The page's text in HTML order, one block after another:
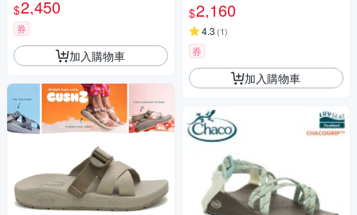
際青銅
$2,450
券
加入購物車
鞋_CH-CFM01-HL51 輕舟檸檬
$2,160
4.3 (1)
券
加入購物車